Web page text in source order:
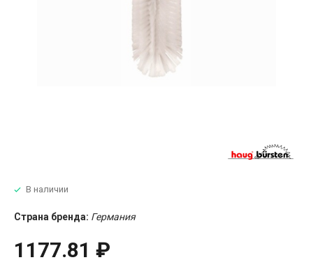
В наличии
Страна бренда: Германия
1177.81 ₽